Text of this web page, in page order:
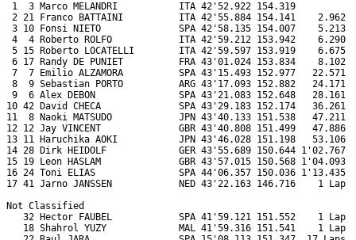
1  3 Marco MELANDRI           ITA 42'52.922 154.319
2 21 Franco BATTAINI          ITA 42'55.884 154.141
3 10 Fonsi NIETO              SPA 42'58.135 154.007    5.213
4  4 Roberto ROLFO            ITA 42'59.212 153.942    6.290
5 15 Roberto LOCATELLI        ITA 42'59.597 153.919    6.675
6 17 Randy DE PUNIET          FRA 43'01.024 153.834
7  7 Emilio ALZAMORA          SPA 43'15.493 152.977   22.571
8  9 Sebastian PORTO          ARG 43'17.093 152.882   24.171
9  6 Alex DEBON               SPA 43'21.083 152.648   28.161
10 42 David CHECA              SPA 43'29.183 152.174   36.261
11  8 Naoki MATSUDO            JPN 43'40.133 151.538   47.211
12 12 Jay VINCENT              GBR 43'40.808 151.499   47.886
13 11 Haruchika AOKI           JPN 43'46.028 151.198   53.106
14 28 Dirk HEIDOLF             GER 43'55.689 150.644
15 19 Leon HASLAM              GBR 43'57.015 150.568 1'04.093
16 24 Toni ELIAS               SPA 44'06.357 150.036
17 41 Jarno JANSSEN            NED 43'22.163 146.716    1 Lap
Not Classified
32 Hector FAUBEL            SPA 41'59.121 151.552    1 Lap
18 Shahrol YUZY             MAL 41'59.316 151.541    1 Lap